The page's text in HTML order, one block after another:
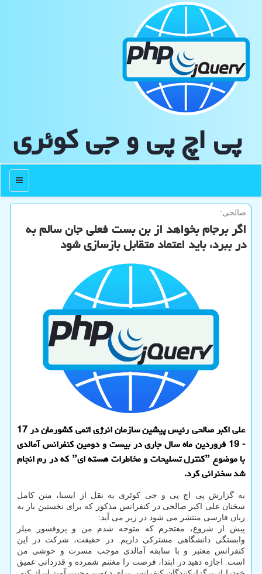
پی اچ پی و جی كوئری
منو
صالحی:
اگر برجام بخواهد از بن بست فعلی جان سالم به
در ببرد، باید اعتماد متقابل بازسازی شود
علی اکبر صالحی رئیس پیشین سازمان انرژی اتمی کشورمان در 17
- 19 فروردین ماه سال جاری در بیست و دومین کنفرانس آمالدی
با موضوع ˮکنترل تسلیحات و مخاطرات هسته ­ایˮ که در رم انجام
شد سخنرانی کرد.
به گزارش پی اچ پی و جی کوئری به نقل از ایسنا، متن کامل
سخنان علی اکبر صالحی در کنفرانس مذکور که برای نخستین بار به
زبان فارسی منتشر می شود در زیر می آید:
پیش از شروع، مفتخرم که متوجه شدم من و پروفسور میلر
وابستگی دانشگاهی مشترکی داریم. در حقیقت، شرکت در این
کنفرانس معتبر و با سابقه آمالدی موجب مسرت و خوشی من
است. اجازه دهید در ابتدا، فرصت را مغتنم شمرده و قدردانی عمیق